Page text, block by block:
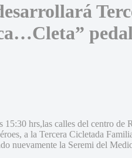
hrs,las calles del centro de
a la Tercera Cicletada
nuevamente la Seremi del